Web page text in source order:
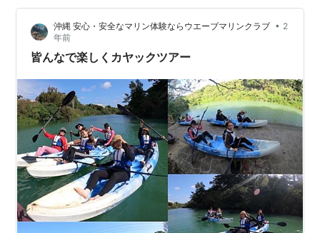
沖縄 安心・安全なマリン体験ならウエーブマリンクラブ • 2
年前
皆んなで楽しくカヤックツアー